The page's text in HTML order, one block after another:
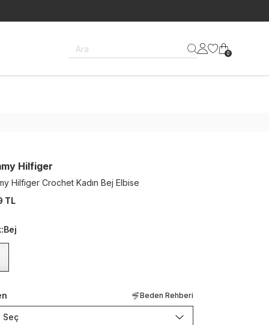
Ara 0
Hilfiger
Hilfiger Crochet Kadın Bej Elbise
TL
:Bej
Beden Rehberi
Seç